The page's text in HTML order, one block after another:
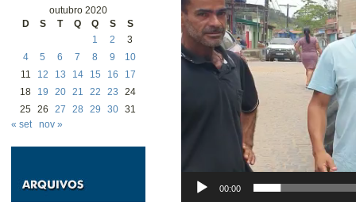
outubro 2020
D
S T Q Q S
S
1
2
3
4
5 6 7 8 9
10
11
12 13 14 15 16
17
18
19 20 21 22 23
24
25 26 27 28 29 30 31
« set
nov »
00:00